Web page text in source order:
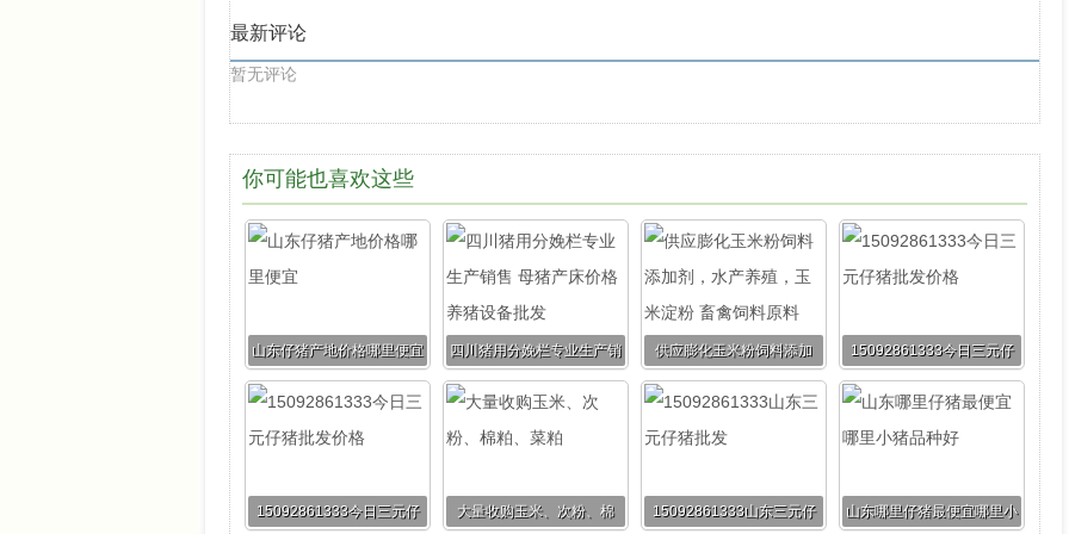
最新评论
暂无评论
你可能也喜欢这些
山东仔猪产地价格哪里便宜
四川猪用分娩栏专业生产销
售 母猪产床价格 养猪设备
批发
供应膨化玉米粉饲料添加
剂，水产养殖，玉米淀粉
畜禽饲料原料
15092861333今日三元仔
猪批发价格
15092861333今日三元仔 大量收购玉米、次粉、棉 15092861333山东三元仔 山东哪里仔猪最便宜哪里小